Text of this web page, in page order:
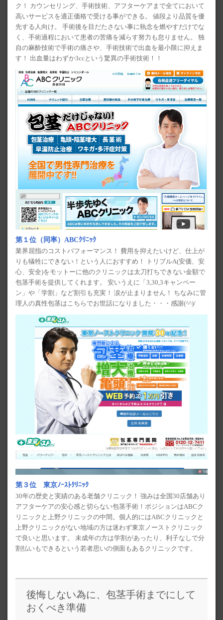
ク！ カウンセリング、手術技術、アフターケアまで全てにおいて
高いサービスを適正価格で受ける事ができる。 値段より品質を優
先する人向け。 手術後を目だたさない事に執念を燃やすだけでな
く、手術過程において患者の苦痛を減らす努力も怠りません。 独
自の麻酔技術で手術の痛さや、手術技術で出血を最小限に抑えま
す！ 出血量はわずか3ccという驚異の手術技術！！
第１位（同率）ABCｸﾘﾆｯｸ
業界屈指のコストパフォーマンス！ 費用を抑えたいけど、仕上が
りも犠牲にできない！という人におすすめ！ トリプルA(安価、安
心、安全)をモットーに他のクリニックは太刀打ちできない金額で
包茎手術を提供してくれます。 安いうえに「3,30,3キャンペー
ン」や「学割」など割引も充実！ 涙が止まりません！ ちなみに管
理人の真性包茎はこちらでお世話になりました・・・感謝(^^)/
第３位 東京ﾉｰｽﾄｸﾘﾆｯｸ
30年の歴史と実績のある老舗クリニック！ 強みは全国30店舗あり
アフターケアの安心感と切らない包茎手術！ポジションはABCク
リニックと上野クリニックの中間。個人的にはABCクリニックと
上野クリニックがない地域の方は迷わず東京ノーストクリニック
で良いと思います。 未成年の方は学割があったり、利子なしで分
割払いもできるという若者思いの側面もあるクリニックです。
後悔しない為に、包茎手術までにして
おくべき準備